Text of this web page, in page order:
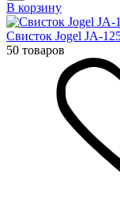
В корзину
Свисток Jogel JA-
50 товаров